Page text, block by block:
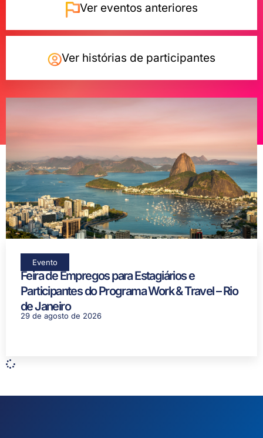
Ver eventos anteriores
Ver histórias de participantes
Evento
Feira de Empregos para Estagiários e
Participantes do Programa Work & Travel – Rio
de Janeiro
29 de agosto de 2026